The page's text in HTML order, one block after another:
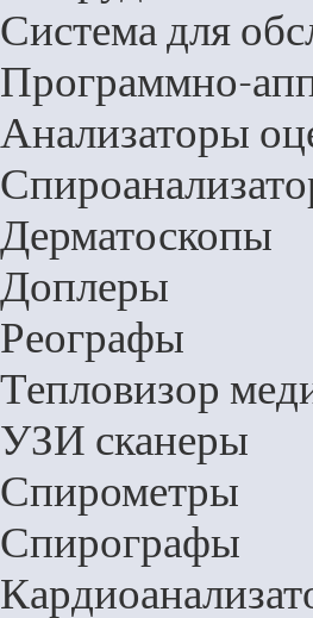
Система для
Программно-
Анализаторы
Дерматоскопы
Доплеры
Реографы
Тепловизор
УЗИ сканеры
Спирометры
Спирографы